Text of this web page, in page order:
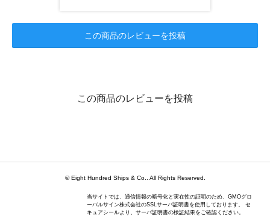
この商品のレビューを投稿
この商品のレビューを投稿
© Eight Hundred Ships & Co.. All Rights Reserved.
当サイトでは、通信情報の暗号化と実在性の証明のため、GMOグロ
ーバルサイン株式会社のSSLサーバ証明書を使用しております。 セ
キュアシールより、サーバ証明書の検証結果をご確認ください。